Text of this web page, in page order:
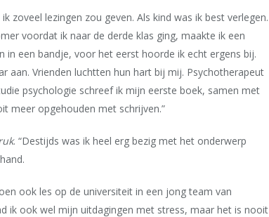
zoveel lezingen zou geven. Als kind was ik best verlegen.
voordat ik naar de derde klas ging, maakte ik een
een bandje, voor het eerst hoorde ik echt ergens bij.
aan. Vrienden luchtten hun hart bij mij. Psychotherapeut
psychologie schreef ik mijn eerste boek, samen met
meer opgehouden met schrijven.”
. “Destijds was ik heel erg bezig met het onderwerp
ook les op de universiteit in een jong team van
ik ook wel mijn uitdagingen met stress, maar het is nooit